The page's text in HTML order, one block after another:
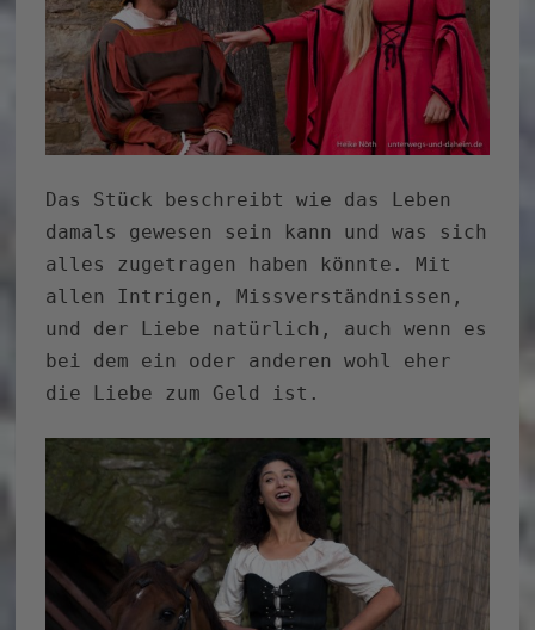
Das Stück beschreibt wie das Leben
damals gewesen sein kann und was sich
alles zugetragen haben könnte. Mit
allen Intrigen, Missverständnissen,
und der Liebe natürlich, auch wenn es
bei dem ein oder anderen wohl eher
die Liebe zum Geld ist.